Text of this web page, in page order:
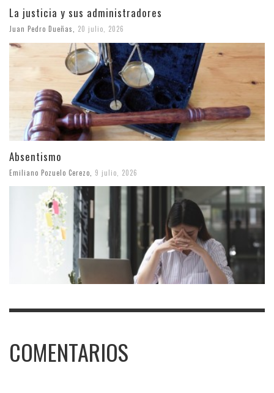
La justicia y sus administradores
Juan Pedro Dueñas 20 julio, 2026
Absentismo
Emiliano Pozuelo Cerezo 9 julio, 2026
COMENTARIOS